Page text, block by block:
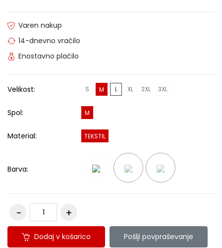
Varen nakup
14-dnevno vračilo
Enostavno plačilo
Velikost: S M L XL 2XL 3XL
Spol: M
Material: TEKSTIL
Barva:
Dodaj v košarico Pošlji povpraševanje